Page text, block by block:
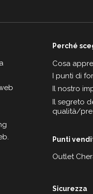
Perché
Cosa
I punti di
Il nostro
Il segreto
qualità/
Punti
Outlet
Sicurezza